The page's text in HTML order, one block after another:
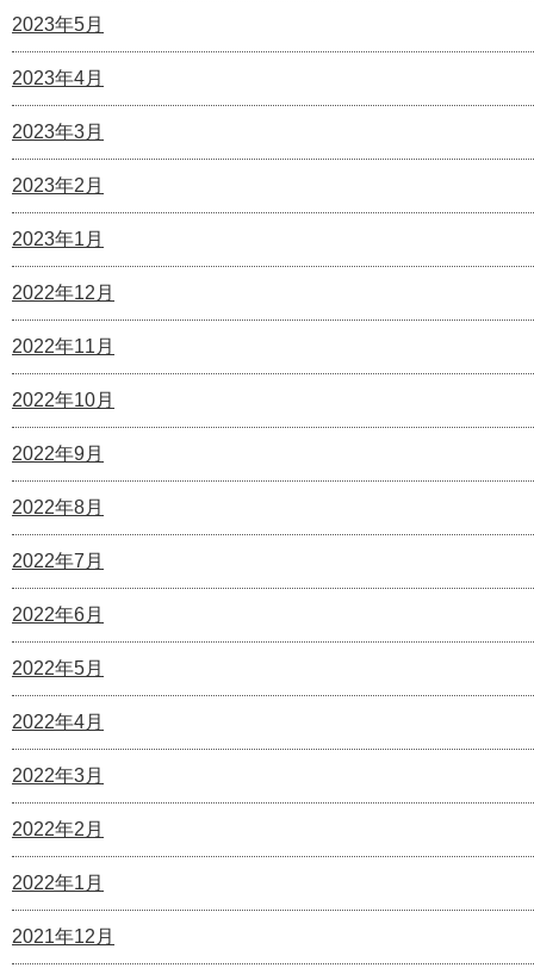
2023年5月
2023年4月
2023年3月
2023年2月
2023年1月
2022年12月
2022年11月
2022年10月
2022年9月
2022年8月
2022年7月
2022年6月
2022年5月
2022年4月
2022年3月
2022年2月
2022年1月
2021年12月